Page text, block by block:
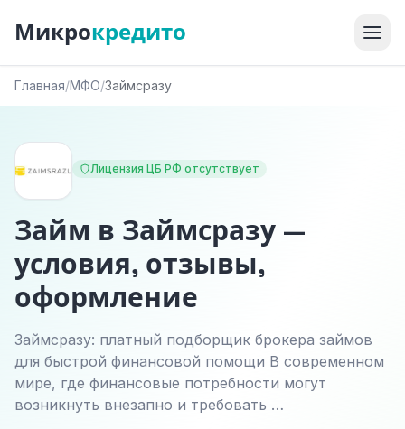
Микрокредито
Главная/МФО/Займсразу
Лицензия ЦБ РФ отсутствует
Займ в Займсразу —
условия, отзывы,
оформление
Займсразу: платный подборщик брокера займов
для быстрой финансовой помощи В современном
мире, где финансовые потребности могут
возникнуть внезапно и требовать …